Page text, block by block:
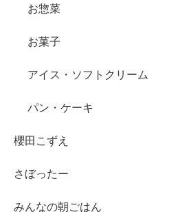
お惣菜
お菓子
アイス・ソフトクリーム
パン・ケーキ
櫻田こずえ
さぼったー
みんなの朝ごはん